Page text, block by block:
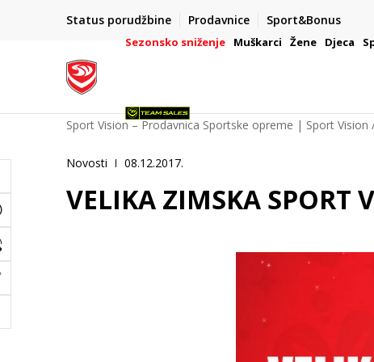
Status porudžbine Prodavnice Sport&Bonus
POZOVITE NAS NA : 055/490-400
Pon-Pet od 9h - 16h
Sezonsko sniženje Muškarci Žene Djeca
Sport Vision – Prodavnica Sportske opreme | Sport Vision
Novosti 08.12.2017.
VELIKA ZIMSKA SPORT